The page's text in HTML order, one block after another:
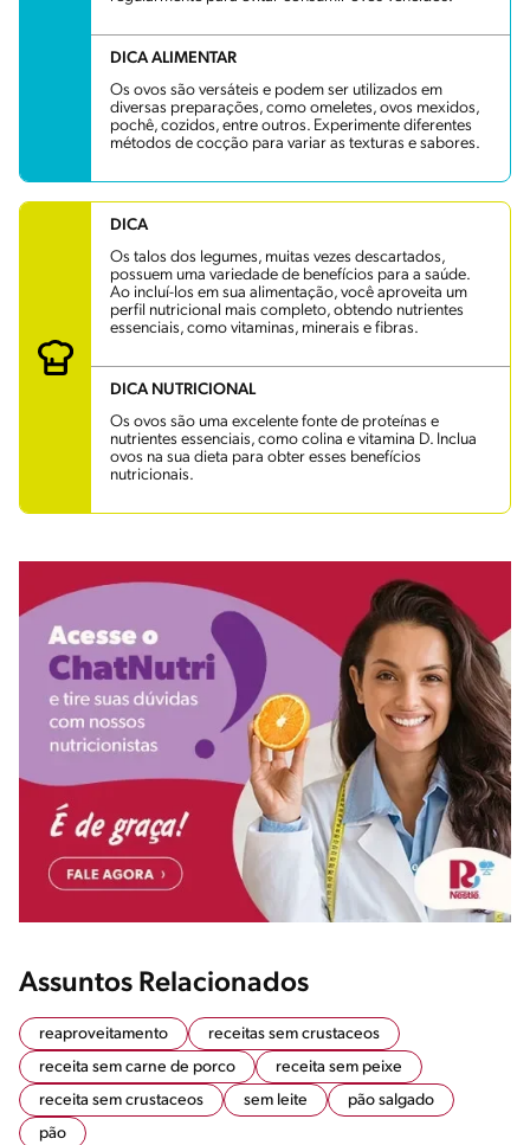
DICA ALIMENTAR
Os ovos são versáteis e podem ser utilizados em
diversas preparações, como omeletes, ovos mexidos,
pochê, cozidos, entre outros. Experimente diferentes
métodos de cocção para variar as texturas e sabores.
DICA
Os talos dos legumes, muitas vezes descartados,
possuem uma variedade de benefícios para a saúde.
Ao incluí-los em sua alimentação, você aproveita um
perfil nutricional mais completo, obtendo nutrientes
essenciais, como vitaminas, minerais e fibras.
DICA NUTRICIONAL
Os ovos são uma excelente fonte de proteínas e
nutrientes essenciais, como colina e vitamina D. Inclua
ovos na sua dieta para obter esses benefícios
nutricionais.
Assuntos Relacionados
reaproveitamento
receitas sem crustaceos
receita sem carne de porco
receita sem peixe
receita sem crustaceos
sem leite
pão salgado
pão